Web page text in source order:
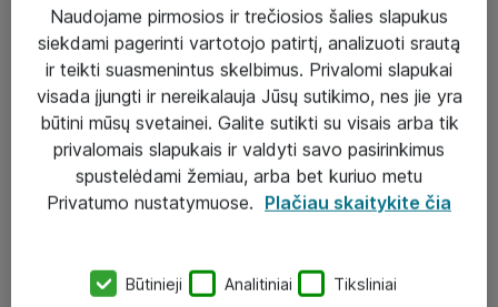
Paslaugos
Sprendimai
Įgyvendinti projektai
Atea ekspertų patarimai verslui
eShop@atea.lt
Naudojame pirmosios ir trečiosios šalies slapukus
siekdami pagerinti vartotojo patirtį, analizuoti srautą
ir teikti suasmenintus skelbimus. Privalomi slapukai
visada įjungti ir nereikalauja Jūsų sutikimo, nes jie yra
būtini mūsų svetainei. Galite sutikti su visais arba tik
privalomais slapukais ir valdyti savo pasirinkimus
spustelėdami žemiau, arba bet kuriuo metu
Privatumo nustatymuose. Plačiau skaitykite čia
Būtinieji Analitiniai Tiksliniai